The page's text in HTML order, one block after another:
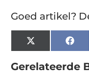
Goed artikel?
X
(Twitter)
Gerelateerde